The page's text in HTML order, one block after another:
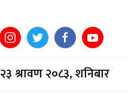
२३ श्रावण २०८३, शनिबार